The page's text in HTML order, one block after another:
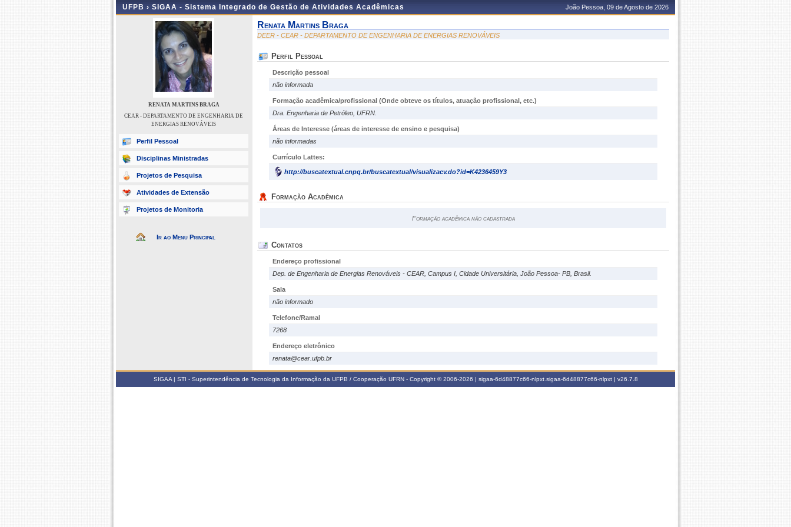
UFPB › SIGAA - Sistema Integrado de Gestão de Atividades Acadêmicas João Pessoa, 09 de Agosto de 2026
RENATA MARTINS BRAGA
CEAR - DEPARTAMENTO DE ENGENHARIA DE
ENERGIAS RENOVÁVEIS
Perfil Pessoal
Disciplinas Ministradas
Projetos de Pesquisa
Atividades de Extensão
Projetos de Monitoria
Ir ao Menu Principal
Renata Martins Braga
DEER - CEAR - DEPARTAMENTO DE ENGENHARIA DE ENERGIAS RENOVÁVEIS
Perfil Pessoal
Descrição pessoal
não informada
Formação acadêmica/profissional (Onde obteve os títulos, atuação profissional, etc.)
Dra. Engenharia de Petróleo, UFRN.
Áreas de Interesse (áreas de interesse de ensino e pesquisa)
não informadas
Currículo Lattes:
http://buscatextual.cnpq.br/buscatextual/visualizacv.do?id=K4236459Y3
Formação Acadêmica
Formação acadêmica não cadastrada
Contatos
Endereço profissional
Dep. de Engenharia de Energias Renováveis - CEAR, Campus I, Cidade Universitária, João Pessoa- PB, Brasil.
Sala
não informado
Telefone/Ramal
7268
Endereço eletrônico
renata@cear.ufpb.br
SIGAA | STI - Superintendência de Tecnologia da Informação da UFPB / Cooperação UFRN - Copyright © 2006-2026 | sigaa-6d48877c66-nlpxt.sigaa-6d48877c66-nlpxt | v26.7.8